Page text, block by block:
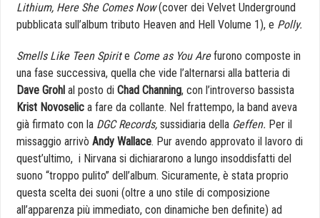
Lithium, Here She Comes Now(cover dei Velvet Underground
pubblicata sull’album tributo Heaven and Hell Volume 1), e Polly.
Smells Like Teen Spirite Come as You Arefurono composte in
una fase successiva, quella che vide l’alternarsi alla batteria di
Dave Grohl al posto di Chad Channing, con l’introverso bassista
Krist Novoselic a fare da collante. Nel frattempo, la band aveva
già firmato con la DGC Records, sussidiaria della Geffen. Per il
missaggio arrivò Andy Wallace. Pur avendo approvato il lavoro di
quest’ultimo, i Nirvana si dichiararono a lungo insoddisfatti del
suono “troppo pulito” dell’album. Sicuramente, è stata proprio
questa scelta dei suoni (oltre a uno stile di composizione
all’apparenza più immediato, con dinamiche ben definite) ad